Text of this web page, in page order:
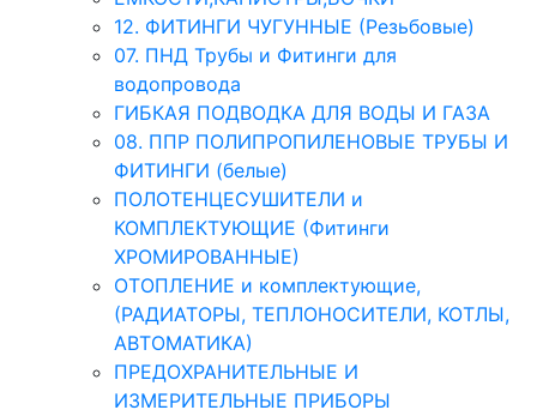
12. ФИТИНГИ ЧУГУННЫЕ (Резьбовые)
07. ПНД Трубы и Фитинги для
водопровода
ГИБКАЯ ПОДВОДКА ДЛЯ ВОДЫ И ГАЗА
08. ППР ПОЛИПРОПИЛЕНОВЫЕ ТРУБЫ И
ФИТИНГИ (белые)
ПОЛОТЕНЦЕСУШИТЕЛИ и
КОМПЛЕКТУЮЩИЕ (Фитинги
ХРОМИРОВАННЫЕ)
ОТОПЛЕНИЕ и комплектующие,
(РАДИАТОРЫ, ТЕПЛОНОСИТЕЛИ, КОТЛЫ,
АВТОМАТИКА)
ПРЕДОХРАНИТЕЛЬНЫЕ И
ИЗМЕРИТЕЛЬНЫЕ ПРИБОРЫ